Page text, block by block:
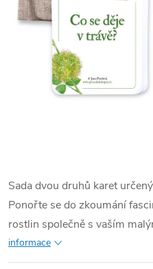
Sada dvou druhů karet
Ponořte se do zkoumání
rostlin společně s vaším
informace